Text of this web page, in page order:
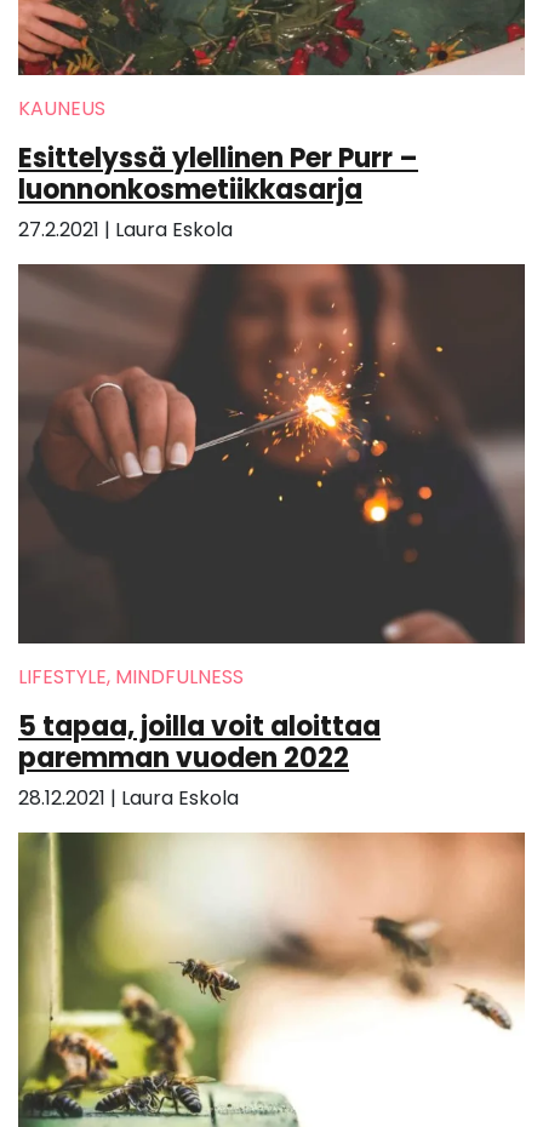
KAUNEUS
Esittelyssä ylellinen Per Purr –
luonnonkosmetiikkasarja
27.2.2021 | Laura Eskola
LIFESTYLE, MINDFULNESS
5 tapaa, joilla voit aloittaa
paremman vuoden 2022
28.12.2021 | Laura Eskola